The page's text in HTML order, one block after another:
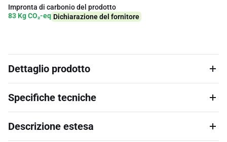
Impronta di carbonio del prodotto
83 Kg CO₂-eq Dichiarazione del fornitore
Dettaglio prodotto
Specifiche tecniche
Descrizione estesa